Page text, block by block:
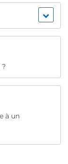
à un